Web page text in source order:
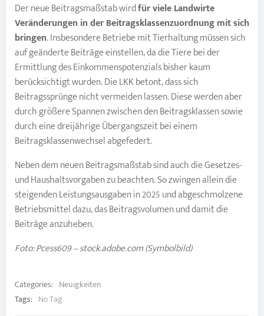
Der neue Beitragsmaßstab wirdfür vieleLandwirte
Veränderungen in der Beitragsklassenzuordnung mit sich
bringen. Insbesondere Betriebe mit Tierhaltung müssen sich
auf geänderte Beiträge einstellen, da die Tiere bei der
Ermittlung des Einkommenspotenzials bisher kaum
berücksichtigt wurden. Die LKK betont, dass sich
Beitragssprünge nicht vermeiden lassen. Diese werden aber
durch größere Spannen zwischen den Beitragsklassen sowie
durch eine dreijährige Übergangszeit bei einem
Beitragsklassenwechsel abgefedert.
Neben dem neuen Beitragsmaßstab sind auch die Gesetzes-
und Haushaltsvorgaben zu beachten. So zwingen allein die
steigenden Leistungsausgaben in 2025 und abgeschmolzene
Betriebsmittel dazu, das Beitragsvolumen und damit die
Beiträge anzuheben.
Foto: Pcess609 – stock.adobe.com (Symbolbild)
Categories: Neuigkeiten
Tags: No Tag